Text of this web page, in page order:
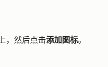
，然后点击添加图标。